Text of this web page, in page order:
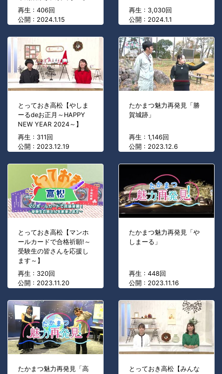
再生 : 406回
公開 : 2024.1.15
再生 : 3,030回
公開 : 2024.1.1
とっておき高松【やしま
ーるdeお正月～HAPPY
NEW YEAR 2024～】
再生 : 311回
公開 : 2023.12.19
たかまつ魅力再発見「勝
賀城跡」
再生 : 1,146回
公開 : 2023.12.6
とっておき高松【マンホ
ールカードで合格祈願!～
受験生の皆さんを応援し
ます～】
再生 : 320回
公開 : 2023.11.20
たかまつ魅力再発見「や
しまーる」
再生 : 448回
公開 : 2023.11.16
たかまつ魅力再発見「高
とっておき高松【みんな